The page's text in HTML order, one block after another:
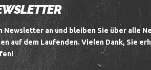
Newsletter an und bleiben Sie über alle
auf dem Laufenden.Vielen Dank, Sie